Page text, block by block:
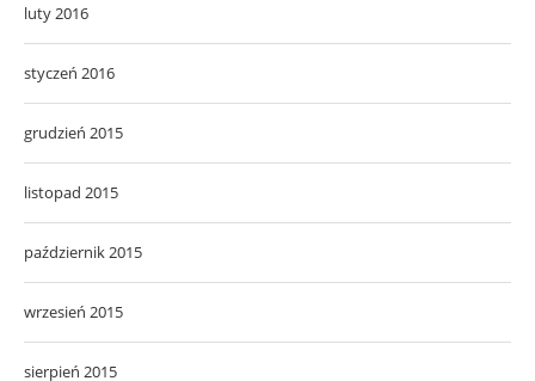
luty 2016
styczeń 2016
grudzień 2015
listopad 2015
październik 2015
wrzesień 2015
sierpień 2015